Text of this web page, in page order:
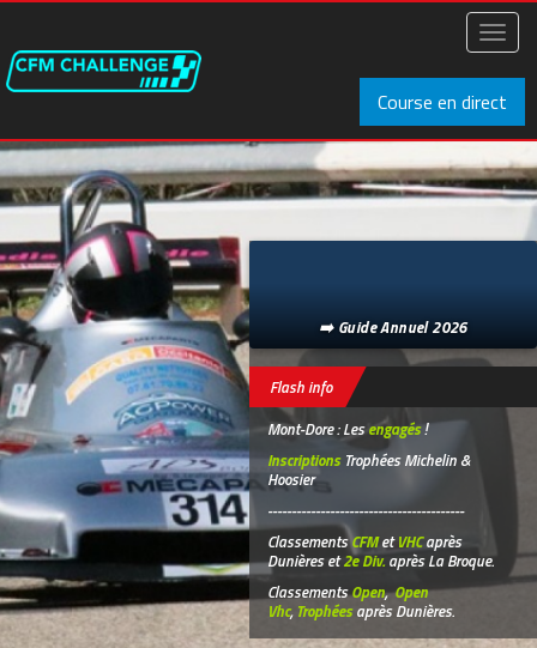
Aller
principal
Course en direct
➡️ Guide Annuel 2026
Flash info
Mont-Dore : Lesengagés!
InscriptionsTrophées Michelin &
Hoosier
-----------------------------------------
ClassementsCFMetVHCaprès
Dunières et2e Div.après La Broque.
ClassementsOpen,Open
Vhc, Trophéesaprès Dunières.